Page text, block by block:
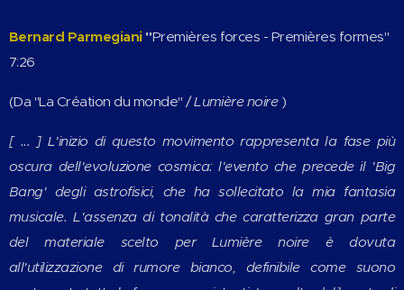
Bernard Parmegiani "Premières forces - Premières formes"
7:26
(Da "La Création du monde" /Lumière noire)
[ ... ] L'inizio di questo movimento rappresenta la fase più
oscura dell'evoluzione cosmica: l'evento che precede il 'Big
Bang' degli astrofisici, che ha sollecitato la mia fantasia
musicale. L'assenza di tonalità che caratterizza gran parte
del materiale scelto per Lumière noire è dovuta
all'utilizzazione di rumore bianco, definibile come suono